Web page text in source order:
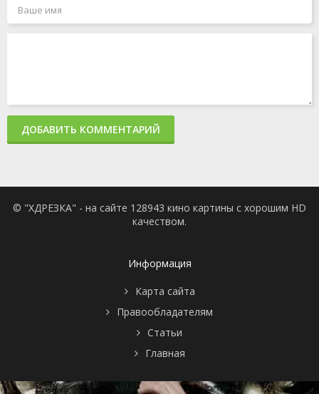
ДОБАВИТЬ КОММЕНТАРИЙ
© "ХДРЕЗКА" - на сайте 128943 кино картины с хорошим HD
качеством.
Информация
Карта сайта
Правообладателям
Статьи
Главная